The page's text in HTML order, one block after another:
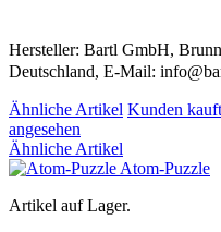
Hersteller: Bartl GmbH,
Deutschland, E-Mail:
Ähnliche Artikel Kunden
angesehen
Ähnliche Artikel
Atom-Puzzle
Artikel auf Lager.